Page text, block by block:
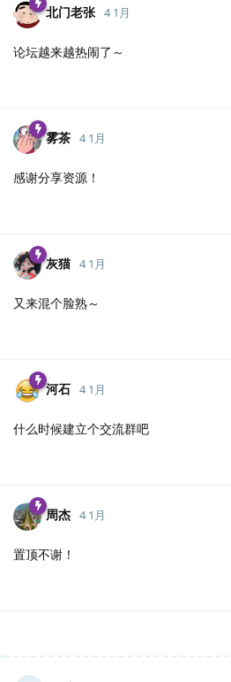
北门老张 4 1月
论坛越来越热闹了～
雾茶 4 1月
感谢分享资源！
灰猫 4 1月
又来混个脸熟～
河石 4 1月
什么时候建立个交流群吧
周杰 4 1月
置顶不谢！